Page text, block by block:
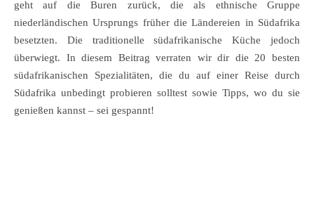
geht auf die Buren zurück, die als ethnische Gruppe
niederländischen Ursprungs früher die Ländereien in Südafrika
besetzten. Die traditionelle südafrikanische Küche jedoch
überwiegt. In diesem Beitrag verraten wir dir die 20 besten
südafrikanischen Spezialitäten, die du auf einer Reise durch
Südafrika unbedingt probieren solltest sowie Tipps, wo du sie
genießen kannst – sei gespannt!